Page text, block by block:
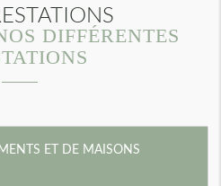
DIFFÉRENTES
ET DE MAISONS